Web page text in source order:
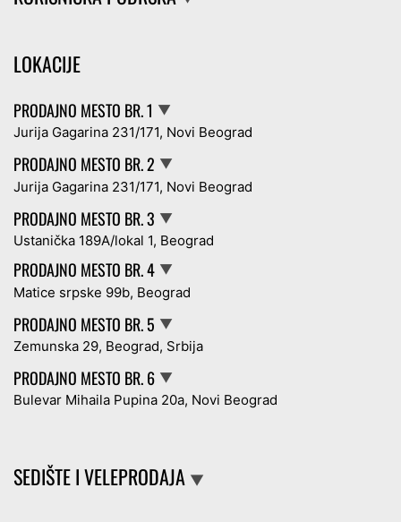
LOKACIJE
PRODAJNO MESTO BR. 1 ▼
Jurija Gagarina 231/171, Novi Beograd
PRODAJNO MESTO BR. 2 ▼
Jurija Gagarina 231/171, Novi Beograd
PRODAJNO MESTO BR. 3 ▼
Ustanička 189A/lokal 1, Beograd
PRODAJNO MESTO BR. 4 ▼
Matice srpske 99b, Beograd
PRODAJNO MESTO BR. 5 ▼
Zemunska 29, Beograd, Srbija
PRODAJNO MESTO BR. 6 ▼
Bulevar Mihaila Pupina 20a, Novi Beograd
SEDIŠTE I VELEPRODAJA ▼